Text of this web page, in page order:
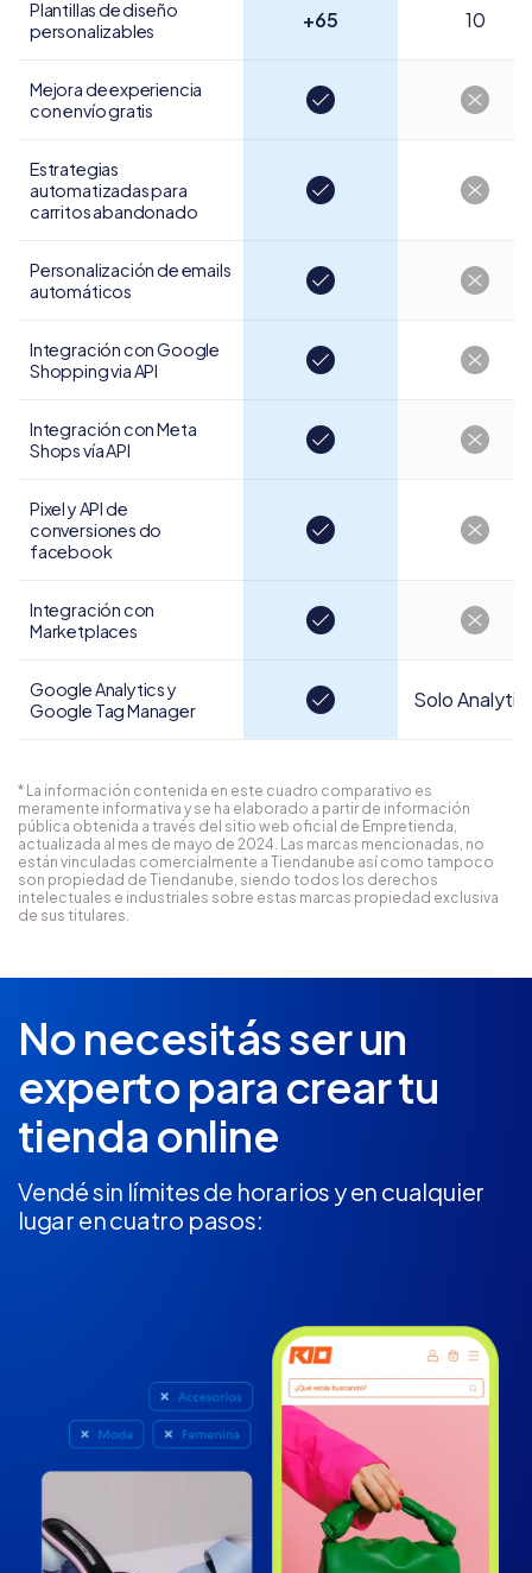
Plantillas de diseño
personalizables
+65 10
Mejora de experiencia
con envío gratis
Estrategias
automatizadas para
carritos abandonado
Personalización deemails
automáticos
Integración con Google
Shopping via API
Integración conMeta
Shops vía API
Pixel y API de
conversiones do
facebook
Integración con
Marketplaces
Google Analytics y
Google Tag Manager
Solo
* La información contenida en este cuadro comparativo es
meramente informativa y se ha elaborado a partir de información
pública obtenida a través del sitio web oficial de Empretienda,
actualizada al mes de mayo de 2024. Las marcas mencionadas, no
están vinculadas comercialmente a Tiendanube así como tampoco
son propiedad de Tiendanube, siendo todos los derechos
intelectuales e industriales sobre estas marcas propiedad exclusiva
de sus titulares.
No necesitás ser un
expertopara crear tu
tienda online
Vendé sin límites de horarios y en cualquier
lugar en cuatro pasos: